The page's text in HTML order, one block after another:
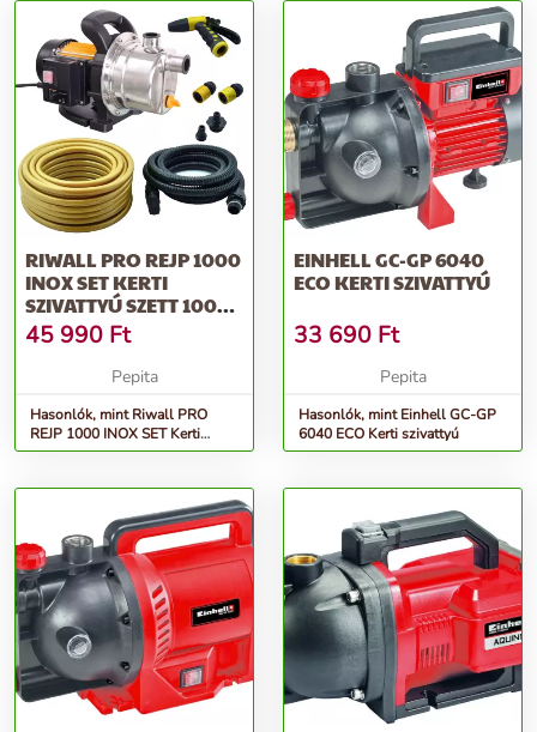
RIWALL PRO REJP 1000
INOX SET KERTI
SZIVATTYÚ SZETT 1000
W
45 990 Ft
Pepita
Hasonlók, mint Riwall PRO
REJP 1000 INOX SET Kerti
szivattyú szett 1000 W
EINHELL GC-GP 6040
ECO KERTI SZIVATTYÚ
33 690 Ft
Pepita
Hasonlók, mint Einhell GC-GP
6040 ECO Kerti szivattyú